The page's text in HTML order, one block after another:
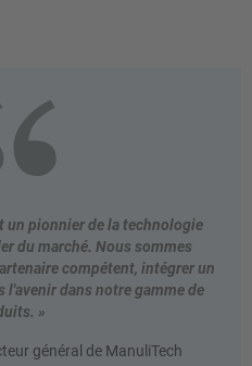
un pionnier de la technologie
du marché. Nous sommes
compétent, intégrer un
l'avenir dans notre gamme de
»
général de ManuliTech